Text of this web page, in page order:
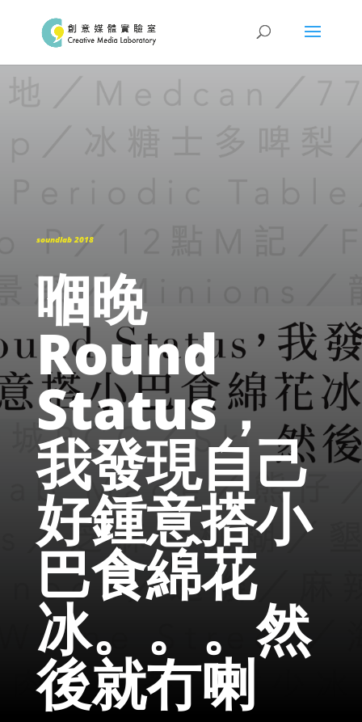
soundlab 2018
嗰晚
Round
Status，
我發現自己
好鍾意搭小
巴食綿花
冰。。。然
後就冇喇